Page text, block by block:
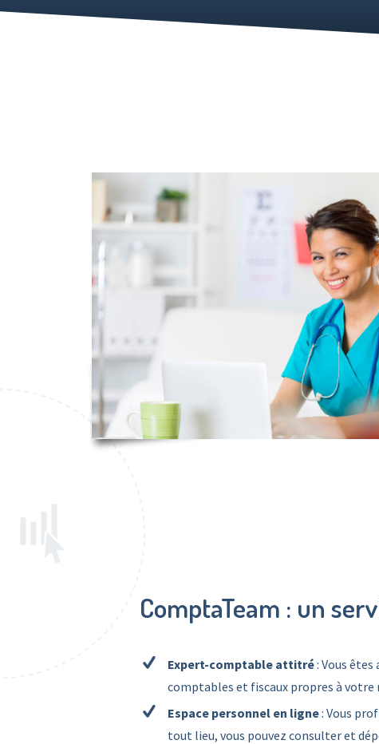
ComptaTeam : un
Expert-comptable attitré: Vous êtes
comptables et fiscaux propres à votre
Espace personnel en ligne: Vous
tout lieu, vous pouvez consulter et